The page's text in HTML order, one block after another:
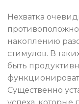
Нехватка
накоплению
стимулов. В
быть
Существенно